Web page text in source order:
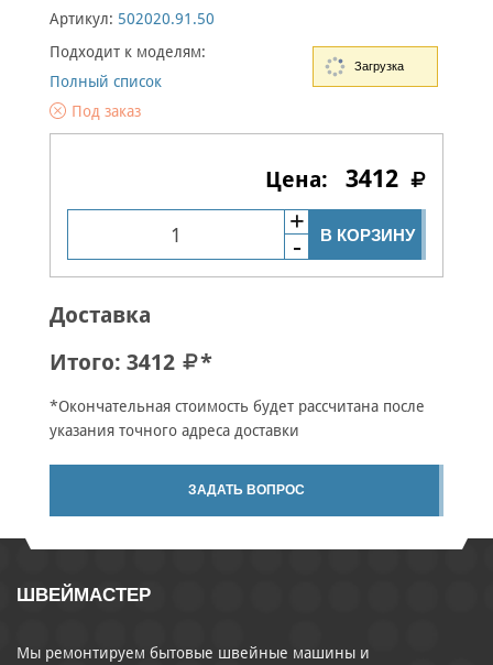
Артикул: 502020.91.50
Подходит к моделям:
Полный список
Под заказ
3412
В КОРЗИНУ
Доставка
Итого: 3412 *
*Окончательная стоимость будет рассчитана после
указания точного адреса доставки
ЗАДАТЬ ВОПРОС
ШВЕЙМАСТЕР
Мы ремонтируем бытовые швейные машины и
Загрузка